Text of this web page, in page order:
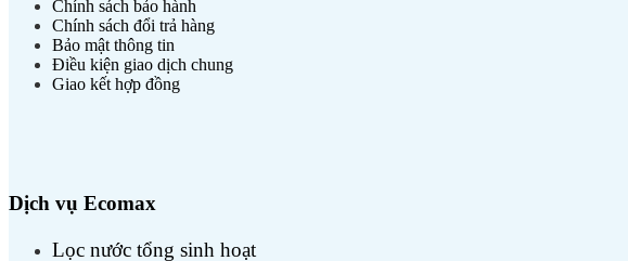
Chính sách bảo hành
Chính sách đổi trả hàng
Bảo mật thông tin
Điều kiện giao dịch chung
Giao kết hợp đồng
Dịch vụ Ecomax
Lọc nước tổng sinh hoạt